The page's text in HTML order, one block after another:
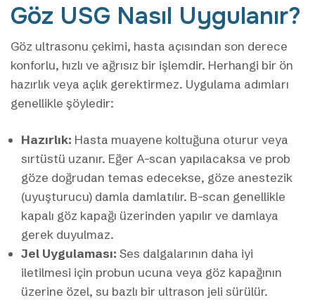
Göz USG Nasıl Uygulanır?
Göz ultrasonu çekimi, hasta açısından son derece
konforlu, hızlı ve ağrısız bir işlemdir. Herhangi bir ön
hazırlık veya açlık gerektirmez. Uygulama adımları
genellikle şöyledir:
Hazırlık: Hasta muayene koltuğuna oturur veya
sırtüstü uzanır. Eğer A-scan yapılacaksa ve prob
göze doğrudan temas edecekse, göze anestezik
(uyuşturucu) damla damlatılır. B-scan genellikle
kapalı göz kapağı üzerinden yapılır ve damlaya
gerek duyulmaz.
Jel Uygulaması: Ses dalgalarının daha iyi
iletilmesi için probun ucuna veya göz kapağının
üzerine özel, su bazlı bir ultrason jeli sürülür.